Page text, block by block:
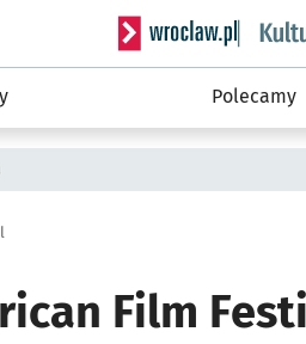
Serwis informacyjny
Polecamy
Film